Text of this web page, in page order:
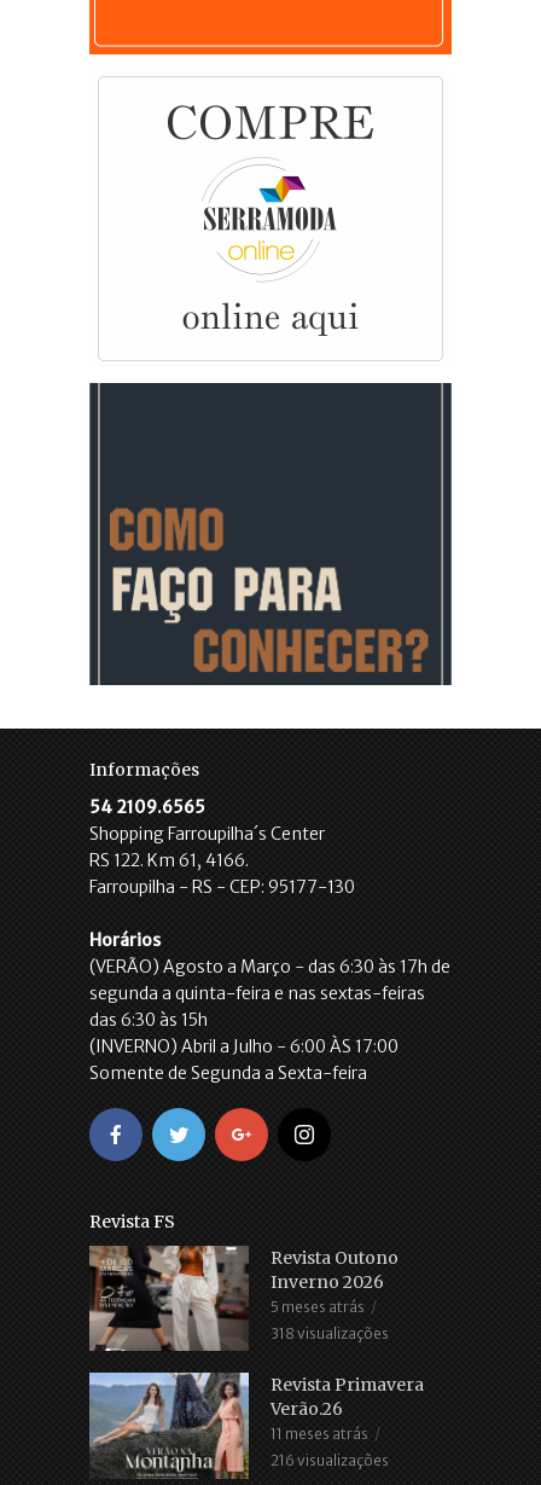
Informações
54 2109.6565
Shopping Farroupilha´s Center
RS 122. Km 61, 4166.
Farroupilha - RS - CEP: 95177-130
Horários
(VERÃO) Agosto a Março - das 6:30 às 17h de
segunda a quinta-feira e nas sextas-feiras
das 6:30 às 15h
(INVERNO) Abril a Julho - 6:00 ÀS 17:00
Somente de Segunda a Sexta-feira
Revista FS
Revista Outono
Inverno 2026
5 meses atrás
318 visualizações
Revista Primavera
Verão.26
11 meses atrás
216 visualizações